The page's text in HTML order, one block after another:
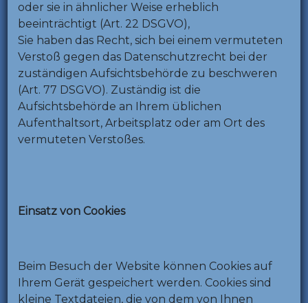
oder sie in ähnlicher Weise erheblich
beeinträchtigt (Art. 22 DSGVO),
Sie haben das Recht, sich bei einem vermuteten
Verstoß gegen das Datenschutzrecht bei der
zuständigen Aufsichtsbehörde zu beschweren
(Art. 77 DSGVO). Zuständig ist die
Aufsichtsbehörde an Ihrem üblichen
Aufenthaltsort, Arbeitsplatz oder am Ort des
vermuteten Verstoßes.
Einsatz von Cookies
Beim Besuch der Website können Cookies auf
Ihrem Gerät gespeichert werden. Cookies sind
kleine Textdateien, die von dem von Ihnen